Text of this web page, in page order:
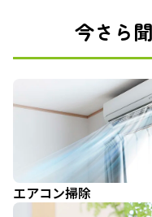
今さら
エアコン掃除